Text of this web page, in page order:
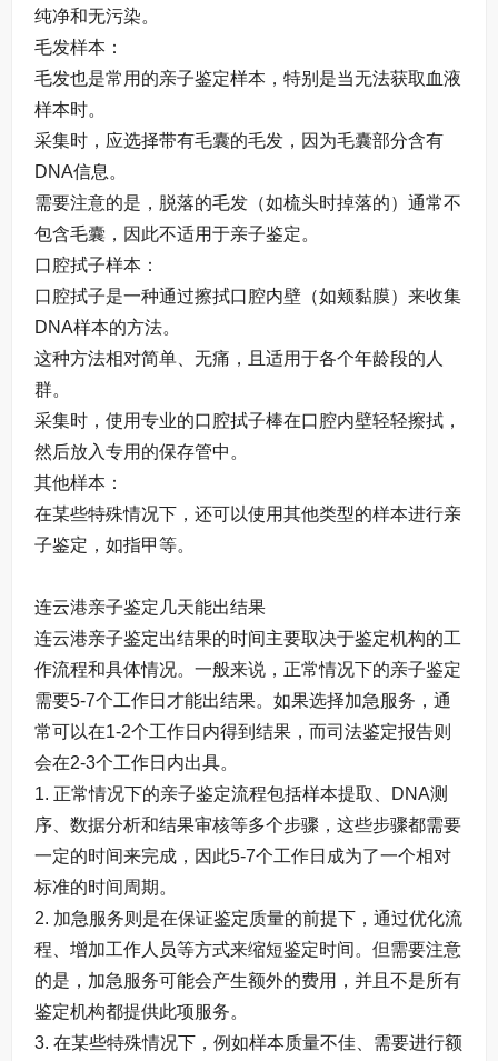
纯净和无污染。
毛发样本​：
毛发也是常用的亲子鉴定样本，特别是当无法获取血液
样本时。
采集时，应选择带有毛囊的毛发，因为毛囊部分含有
DNA信息。
需要注意的是，脱落的毛发（如梳头时掉落的）通常不
包含毛囊，因此不适用于亲子鉴定。
口腔拭子样本​：
口腔拭子是一种通过擦拭口腔内壁（如颊黏膜）来收集
DNA样本的方法。
这种方法相对简单、无痛，且适用于各个年龄段的人
群。
采集时，使用专业的口腔拭子棒在口腔内壁轻轻擦拭，
然后放入专用的保存管中。
其他样本​：
在某些特殊情况下，还可以使用其他类型的样本进行亲
子鉴定，如指甲等。
连云港亲子鉴定几天能出结果
连云港亲子鉴定出结果的时间主要取决于鉴定机构的工
作流程和具体情况。一般来说，正常情况下的亲子鉴定
需要5-7个工作日才能出结果。如果选择加急服务，通
常可以在1-2个工作日内得到结果，而司法鉴定报告则
会在2-3个工作日内出具。
1. 正常情况下的亲子鉴定流程包括样本提取、DNA测
序、数据分析和结果审核等多个步骤，这些步骤都需要
一定的时间来完成，因此5-7个工作日成为了一个相对
标准的时间周期。
2. 加急服务则是在保证鉴定质量的前提下，通过优化流
程、增加工作人员等方式来缩短鉴定时间。但需要注意
的是，加急服务可能会产生额外的费用，并且不是所有
鉴定机构都提供此项服务。
3. 在某些特殊情况下，例如样本质量不佳、需要进行额